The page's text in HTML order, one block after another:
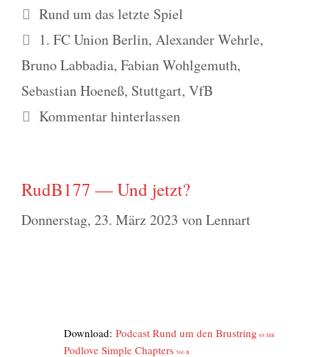
Kategorien
Rund um das letzte Spiel
Schlagwörter
1. FC Union Berlin, Alexander Wehrle,
Bruno Labbadia, Fabian Wohlgemuth,
Sebastian Hoeneß, Stuttgart, VfB
Kommentar hinterlassen
RudB177 — Und jetzt?
Donnerstag, 23. März 2023 vonLennart
Down­load: Pod­cast Rund um den Brust­ring 68 MB
Pod­l­ove Simp­le Chap­ters 560 B